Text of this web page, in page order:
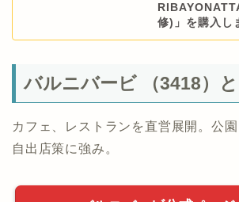
修)」を購入し
バルニバービ （3418）
カフェ、レストランを直営展開。公
自出店策に強み。